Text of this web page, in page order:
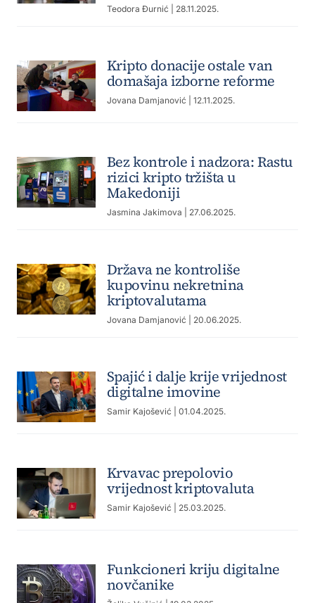
Teodora Đurnić | 28.11.2025.
Kripto donacije ostale van
domašaja izborne reforme
Jovana Damjanović | 12.11.2025.
Bez kontrole i nadzora: Rastu
rizici kripto tržišta u
Makedoniji
Jasmina Jakimova | 27.06.2025.
Država ne kontroliše
kupovinu nekretnina
kriptovalutama
Jovana Damjanović | 20.06.2025.
Spajić i dalje krije vrijednost
digitalne imovine
Samir Kajošević | 01.04.2025.
Krvavac prepolovio
vrijednost kriptovaluta
Samir Kajošević | 25.03.2025.
Funkcioneri kriju digitalne
novčanike